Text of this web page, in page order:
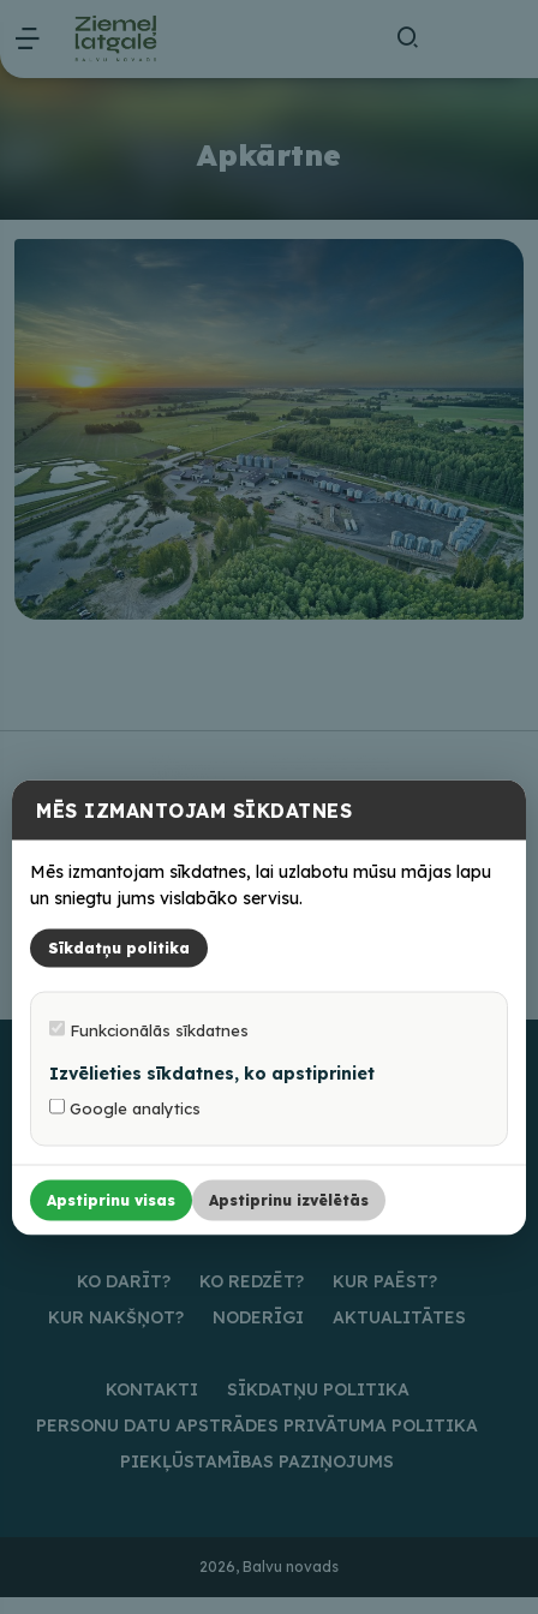
Apkārtne
KO DARĪT? KO REDZĒT?
KUR PAĒST?
KUR NAKŠŅOT?
NODERĪGI AKTUALITĀTES
KONTAKTI
SĪKDATŅU POLITIKA
PERSONU DATU APSTRĀDES PRIVĀTUMA POLITIKA
PIEKĻŪSTAMĪBAS PAZIŅOJUMS
2026, Balvu novads
MĒS IZMANTOJAM SĪKDATNES
Mēs izmantojam sīkdatnes, lai uzlabotu mūsu mājas lapu
un sniegtu jums vislabāko servisu.
Sīkdatņu politika
Funkcionālās sīkdatnes
Izvēlieties sīkdatnes, ko apstipriniet
Google analytics
Apstiprinu visas Apstiprinu izvēlētās